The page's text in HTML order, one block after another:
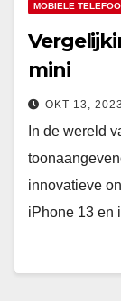
MOBIELE
mini
OKT 13, 2023
In de wereld
innovatieve
iPhone 13 en